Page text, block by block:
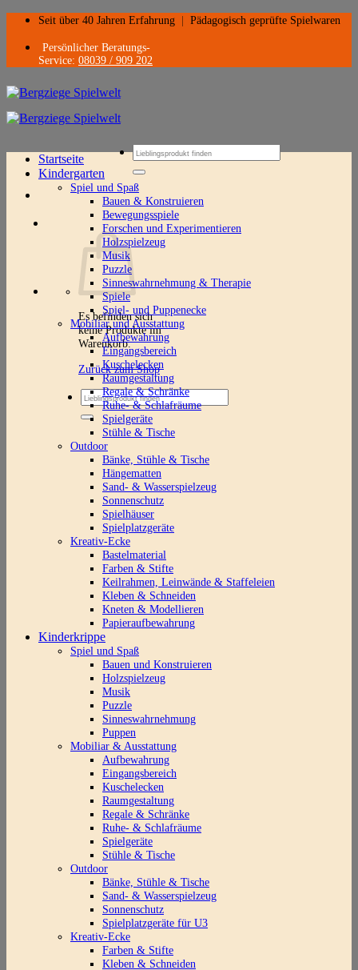
Zum
springen
Seit über 40 Jahren Erfahrung Pädagogisch geprüfte Spielwaren
Persönlicher Beratungs-
Service: 08039 / 909 202
Suchen
nach:
Es befinden sich
keine Produkte im
Warenkorb.
Zurück zum Shop
Suchen
nach:
Startseite
Kindergarten
Spiel und Spaß
Bauen & Konstruieren
Bewegungsspiele
Forschen und Experimentieren
Holzspielzeug
Musik
Puzzle
Sinneswahrnehmung & Therapie
Spiele
Spiel- und Puppenecke
Mobiliar und Ausstattung
Aufbewahrung
Eingangsbereich
Kuschelecken
Raumgestaltung
Regale & Schränke
Ruhe- & Schlafräume
Spielgeräte
Stühle & Tische
Outdoor
Bänke, Stühle & Tische
Hängematten
Sand- & Wasserspielzeug
Sonnenschutz
Spielhäuser
Spielplatzgeräte
Kreativ-Ecke
Bastelmaterial
Farben & Stifte
Keilrahmen, Leinwände & Staffeleien
Kleben & Schneiden
Kneten & Modellieren
Papieraufbewahrung
Kinderkrippe
Spiel und Spaß
Bauen und Konstruieren
Holzspielzeug
Musik
Puzzle
Sinneswahrnehmung
Puppen
Mobiliar & Ausstattung
Aufbewahrung
Eingangsbereich
Kuschelecken
Raumgestaltung
Regale & Schränke
Ruhe- & Schlafräume
Spielgeräte
Stühle & Tische
Outdoor
Bänke, Stühle & Tische
Sand- & Wasserspielzeug
Sonnenschutz
Spielplatzgeräte für U3
Kreativ-Ecke
Farben & Stifte
Kleben & Schneiden